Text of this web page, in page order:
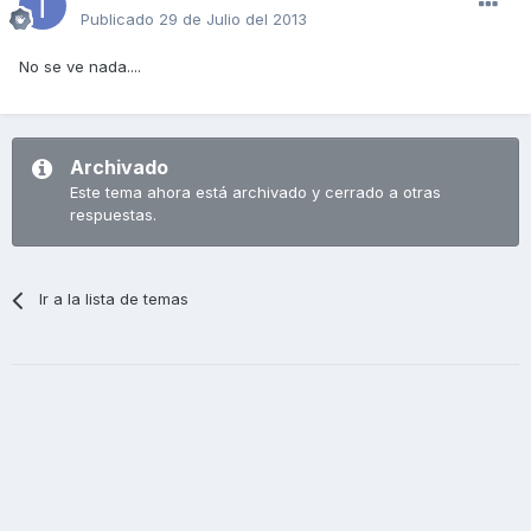
Publicado 29 de Julio del 2013
No se ve nada....
Archivado
Este tema ahora está archivado y cerrado a otras
respuestas.
Ir a la lista de temas